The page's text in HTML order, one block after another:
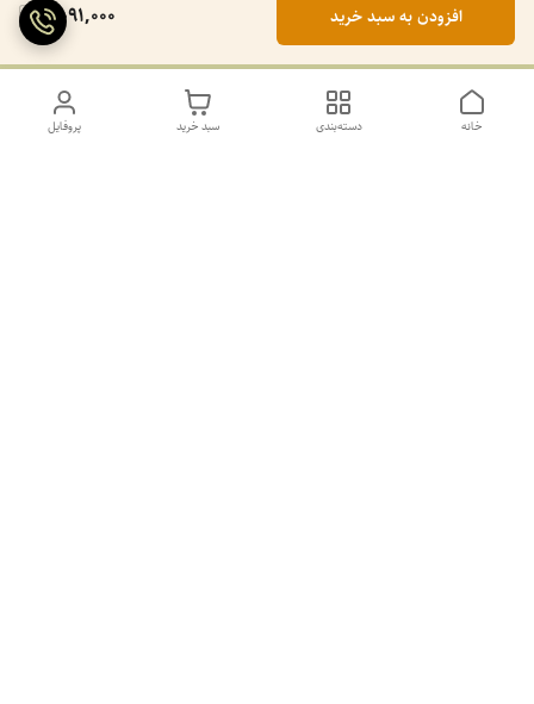
2,091,000 افزودن به سبد خرید
پروفایل سبد خرید دسته‌بندی خانه